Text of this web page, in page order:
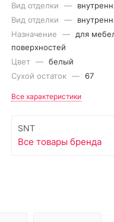
Вид отделки
—
Вид отделки
—
Назначение
—
для
поверхностей
Цвет — белый
Сухой остаток — 67
Все характеристики
SNT
Все товары бренда